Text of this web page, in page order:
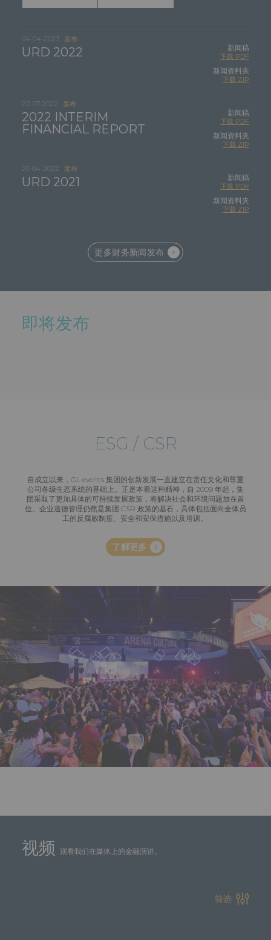
04-04-2023 发布
URD 2022 新闻稿
下载 PDF
新闻资料夹
下载 ZIP
22-07-2022 发布
2022 INTERIM
FINANCIAL REPORT
新闻稿
下载 PDF
新闻资料夹
下载 ZIP
20-04-2022 发布
URD 2021 新闻稿
下载 PDF
新闻资料夹
下载 ZIP
更多财务新闻发布
即将发布
ESG / CSR
自成立以来，GL events 集团的创新发展一直建立在责任文化和尊重
公司各级生态系统的基础上。正是本着这种精神，自 2009 年起，集
团采取了更加具体的可持续发展政策，将解决社会和环境问题放在首
位。企业道德管理仍然是集团 CSR 政策的基石，具体包括面向全体员
工的反腐败制度、安全和安保措施以及培训。
了解更多
视频 观看我们在媒体上的金融演讲。
筛选